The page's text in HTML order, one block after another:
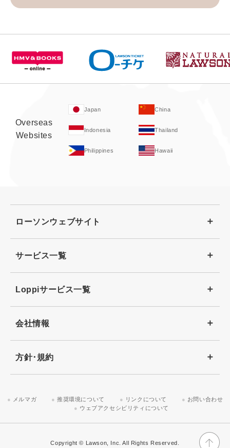
Overseas
Websites
Japan China
Indonesia Thailand
Philippines Hawaii
ローソンウェブサイト
サービス一覧
Loppiサービス一覧
会社情報
方針･規約
メルマガ 推奨環境について リンクについて
お問い合わせ
ウェブアクセシビリティについて
Copyright © Lawson, Inc. All Rights Reserved.